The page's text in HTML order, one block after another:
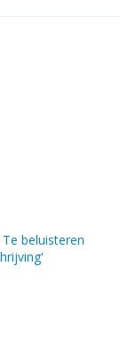
beluisteren